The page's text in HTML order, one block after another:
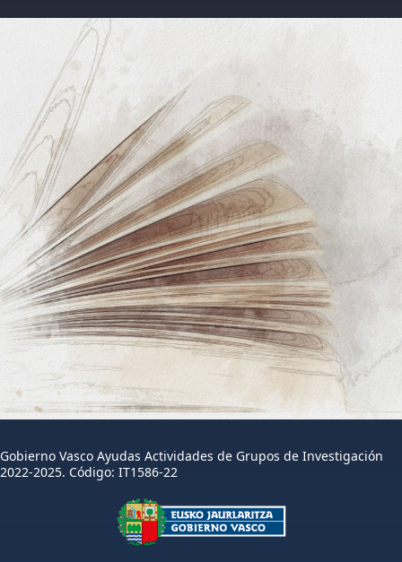
Gobierno Vasco Ayudas Actividades de Grupos de Investigación
2022-2025. Código: IT1586-22